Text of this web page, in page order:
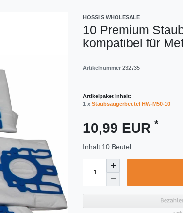
HOSSI'S WHOLESALE
10 Premium
kompatibel für
Artikelnummer 232735
Artikelpaket Inhalt:
1 x Staubsaugerbeutel HW-M50-10
10,99 EUR *
Inhalt 10 Beutel